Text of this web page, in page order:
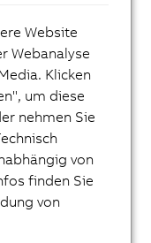
Website
Webanalyse
Klicken
um diese
nehmen Sie
von
finden Sie
von